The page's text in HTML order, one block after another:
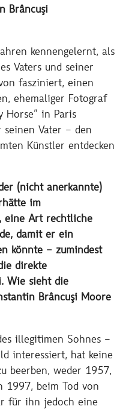
Brâncuşi
kennengelernt, als
Vaters und seiner
fasziniert, einen
ehemaliger Fotograf
Horse“ in Paris
seinen Vater – den
Künstler entdecken
(nicht anerkannte)
im
eine Art rechtliche
damit er ein
könnte – zumindest
direkte
Wie sieht die
Brâncuşi Moore
illegitimen Sohnes –
interessiert, hat keine
beerben, weder 1957,
1997, beim Tod von
für ihn jedoch eine